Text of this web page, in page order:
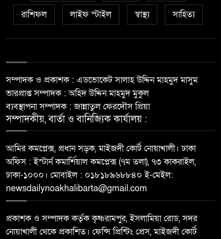
রাশিফল লাইফ স্টাইল স্বাস্থ্য সাহিত্য
সম্পাদক ও প্রকাশক : এডভোকেট সালাহ উদ্দিন মাহমুদ মাসুম
ভারপ্রাপ্ত সম্পাদক : অহিদ উদ্দিন মাহমুদ মুকুল
ব্যবস্থাপনা সম্পাদক : জান্নাতুল ফেরদৌস প্রিয়া
সম্পাদকীয়, বার্তা ও বানিজ্যিক কার্যালয় :
আমির কমপ্লেক্স, প্রধান সড়ক, মাইজদী কোর্ট নোয়াখালী। ঢাকা
অফিস : ইস্টার্ন কমার্শিয়াল কমপ্লেক্স (৭ম তলা), ৭৩ কাকরাইল,
ঢাকা-১০০০। মোবাইল : ০১৮১৮৯৬৮৮৪০ ই-মেইল:
newsdailynoakhalibarta@gmail.com
প্রকাশক ও সম্পাদক কর্তৃক কৃষ্ণরামপুর, ইসলামিয়া রোড, সদর
নোয়াখালী থেকে প্রকাশিত। ফেন্সি প্রিন্টিং প্রেস, মাইজদী কোর্ট